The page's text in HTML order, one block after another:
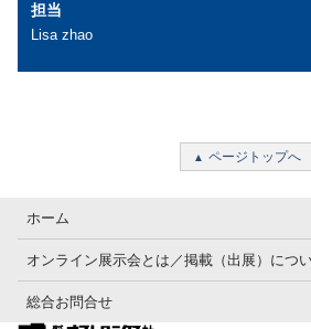
担当
Lisa zhao
ページトップへ
ホーム
オンライン展示会とは／掲載（出展）につ
総合お問合せ